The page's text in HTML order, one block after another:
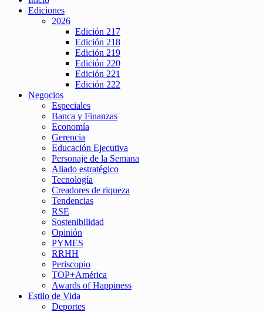
Ediciones
2026
Edición 217
Edición 218
Edición 219
Edición 220
Edición 221
Edición 222
Negocios
Especiales
Banca y Finanzas
Economía
Gerencia
Educación Ejecutiva
Personaje de la Semana
Aliado estratégico
Tecnología
Creadores de riqueza
Tendencias
RSE
Sostenibilidad
Opinión
PYMES
RRHH
Periscopio
TOP+América
Awards of Happiness
Estilo de Vida
Deportes